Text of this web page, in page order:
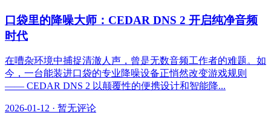
口袋里的降噪大师：CEDAR DNS 2 开启纯净音频
时代
在嘈杂环境中捕捉清澈人声，曾是无数音频工作者的难题。如
今，一台能装进口袋的专业降噪设备正悄然改变游戏规则
—— CEDAR DNS 2 以颠覆性的便携设计和智能降...
2026-01-12 · 暂无评论